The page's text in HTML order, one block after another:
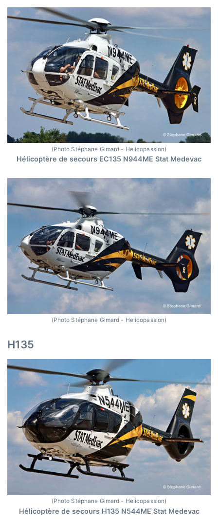
(Photo Stéphane Gimard - Helicopassion)
Hélicoptère de secours EC135 N944ME Stat Medevac
(Photo Stéphane Gimard - Helicopassion)
H135
(Photo Stéphane Gimard - Helicopassion)
Hélicoptère de secours H135 N544ME Stat Medevac